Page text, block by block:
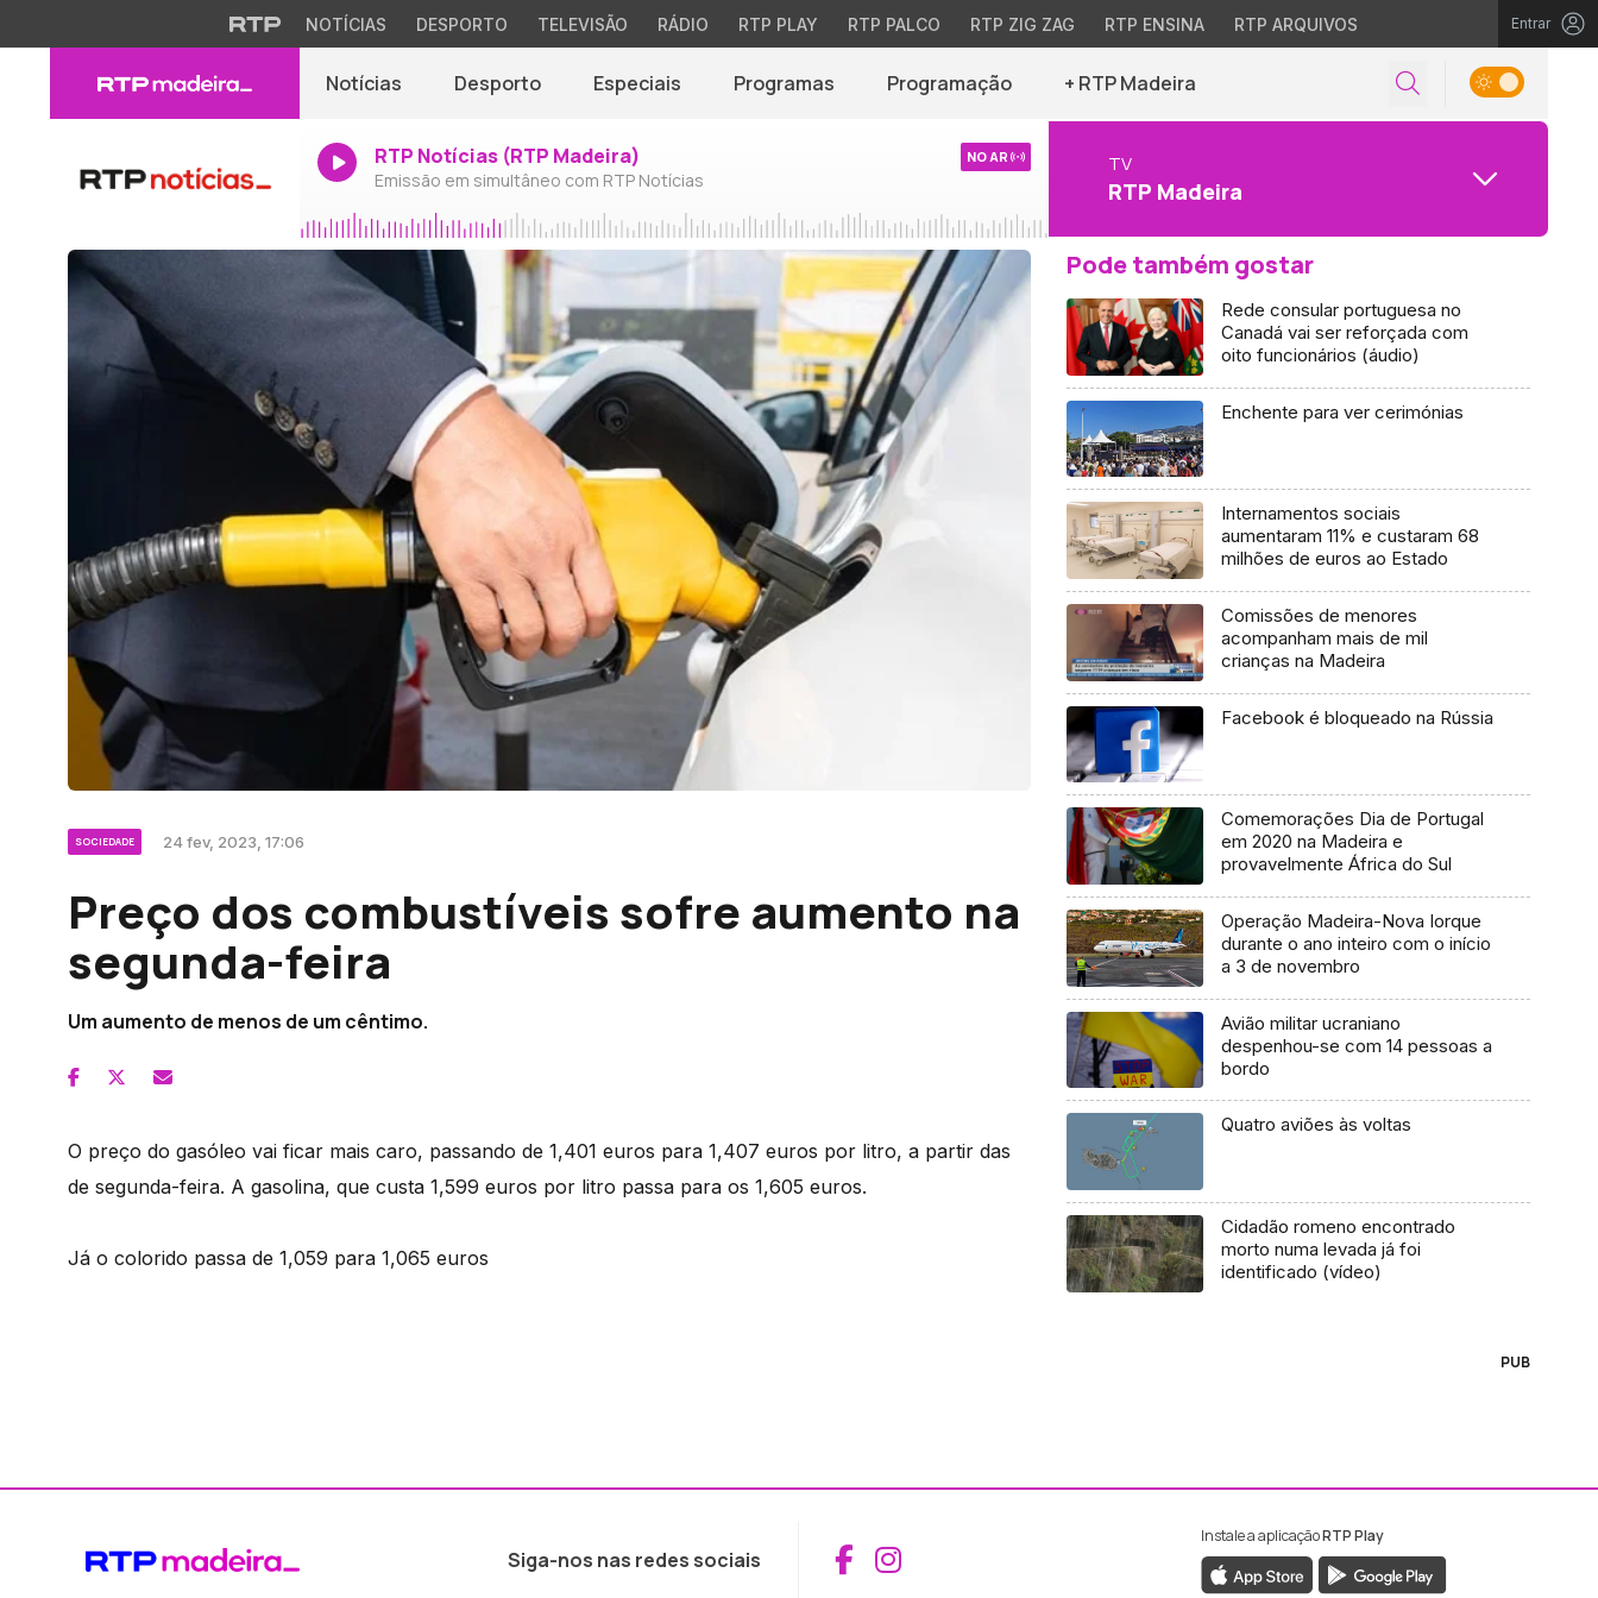
NOTÍCIAS DESPORTO TELEVISÃO RÁDIO RTP PLAY RTP PALCO RTP ZIG ZAG RTP ENSINA RTP ARQUIVOS Entrar
Notícias Desporto Especiais Programas Programação + RTP Madeira
RTP Notícias (RTP Madeira)
Emissão em simultâneo com RTP Notícias
NO AR TV
RTP Madeira
SOCIEDADE 24 fev, 2023, 17:06
Preço dos combustíveis sofre aumento na
segunda-feira
Um aumento de menos de um cêntimo.
O preço do gasóleo vai ficar mais caro, passando de 1,401 euros para 1,407 euros por litro, a partir das
de segunda-feira. A gasolina, que custa 1,599 euros por litro passa para os 1,605 euros.
Já o colorido passa de 1,059 para 1,065 euros
Pode também gostar
Rede consular portuguesa no
Canadá vai ser reforçada com
oito funcionários (áudio)
Enchente para ver cerimónias
Internamentos sociais
aumentaram 11% e custaram 68
milhões de euros ao Estado
Comissões de menores
acompanham mais de mil
crianças na Madeira
Facebook é bloqueado na Rússia
Comemorações Dia de Portugal
em 2020 na Madeira e
provavelmente África do Sul
Operação Madeira-Nova Iorque
durante o ano inteiro com o início
a 3 de novembro
Avião militar ucraniano
despenhou-se com 14 pessoas a
bordo
Quatro aviões às voltas
Cidadão romeno encontrado
morto numa levada já foi
identificado (vídeo)
PUB
Siga-nos nas redes sociais Aceder ao Facebook da RTP Madeira
Aceder ao Instagram da RTP Madeira
Instale a aplicaçãoRTP Play